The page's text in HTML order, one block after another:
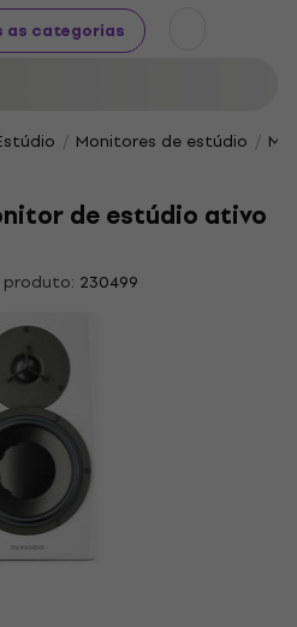
as categorias
Monitores de estúdio
de estúdio ativo
230499